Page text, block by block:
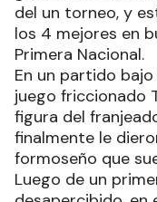
del un torneo, y
los 4 mejores en
Primera Nacional.
En un partido
juego friccionado
figura del
finalmente le
formoseño que
Luego de un